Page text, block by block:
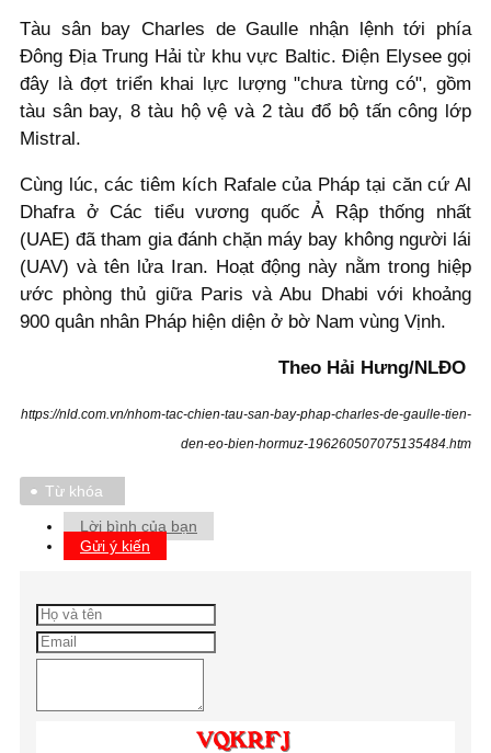
Tàu sân bay Charles de Gaulle nhận lệnh tới phía
Đông Địa Trung Hải từ khu vực Baltic. Điện Elysee gọi
đây là đợt triển khai lực lượng "chưa từng có", gồm
tàu sân bay, 8 tàu hộ vệ và 2 tàu đổ bộ tấn công lớp
Mistral.
Cùng lúc, các tiêm kích Rafale của Pháp tại căn cứ Al
Dhafra ở Các tiểu vương quốc Ả Rập thống nhất
(UAE) đã tham gia đánh chặn máy bay không người lái
(UAV) và tên lửa Iran. Hoạt động này nằm trong hiệp
ước phòng thủ giữa Paris và Abu Dhabi với khoảng
900 quân nhân Pháp hiện diện ở bờ Nam vùng Vịnh.
Theo Hải Hưng/NLĐO
https://nld.com.vn/nhom-tac-chien-tau-san-bay-phap-charles-de-gaulle-tien-
den-eo-bien-hormuz-196260507075135484.htm
Từ khóa
Lời bình của bạn
Gửi ý kiến